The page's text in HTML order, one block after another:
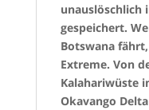
unauslöschlich
gespeichert.
Botswana
Extreme. Von
Kalahariwüste
Okavango